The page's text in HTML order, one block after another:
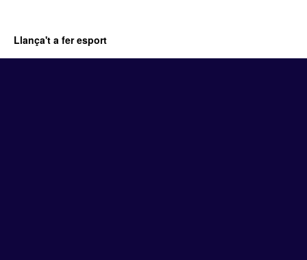
Llança't a fer esport